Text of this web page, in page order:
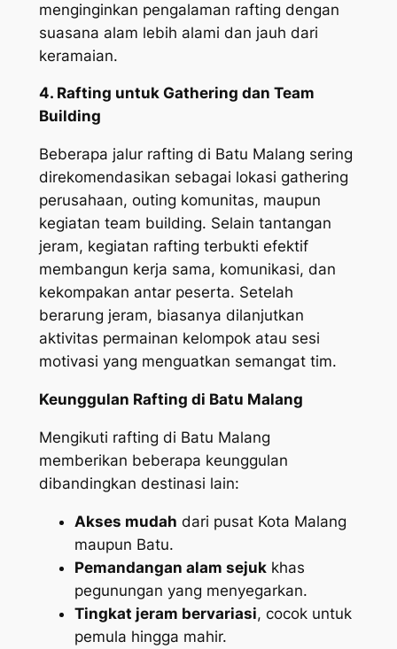
menginginkan pengalaman rafting dengan
suasana alam lebih alami dan jauh dari
keramaian.
4. Rafting untuk Gathering dan Team
Building
Beberapa jalur rafting di Batu Malang sering
direkomendasikan sebagai lokasi gathering
perusahaan, outing komunitas, maupun
kegiatan team building. Selain tantangan
jeram, kegiatan rafting terbukti efektif
membangun kerja sama, komunikasi, dan
kekompakan antar peserta. Setelah
berarung jeram, biasanya dilanjutkan
aktivitas permainan kelompok atau sesi
motivasi yang menguatkan semangat tim.
Keunggulan Rafting di Batu Malang
Mengikuti rafting di Batu Malang
memberikan beberapa keunggulan
dibandingkan destinasi lain:
Akses mudah dari pusat Kota Malang
maupun Batu.
Pemandangan alam sejukkhas
pegunungan yang menyegarkan.
Tingkat jeram bervariasi, cocok untuk
pemula hingga mahir.